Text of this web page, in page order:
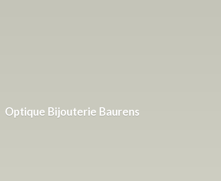
Optique Bijouterie Baurens